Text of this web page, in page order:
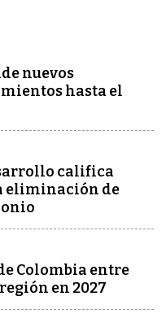
nuevos
hasta el
califica
eliminación de
Colombia entre
en 2027